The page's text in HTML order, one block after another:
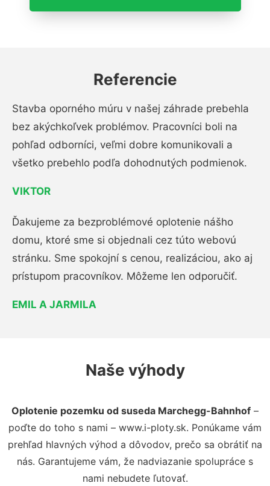
Referencie
Stavba oporného múru v našej záhrade prebehla
bez akýchkoľvek problémov. Pracovníci boli na
pohľad odborníci, veľmi dobre komunikovali a
všetko prebehlo podľa dohodnutých podmienok.
VIKTOR
Ďakujeme za bezproblémové oplotenie nášho
domu, ktoré sme si objednali cez túto webovú
stránku. Sme spokojní s cenou, realizáciou, ako aj
prístupom pracovníkov. Môžeme len odporučiť.
EMIL A JARMILA
Naše výhody
Oplotenie pozemku od suseda Marchegg-Bahnhof –
poďte do toho s nami – www.i-ploty.sk. Ponúkame vám
prehľad hlavných výhod a dôvodov, prečo sa obrátiť na
nás. Garantujeme vám, že nadviazanie spolupráce s
nami nebudete ľutovať.